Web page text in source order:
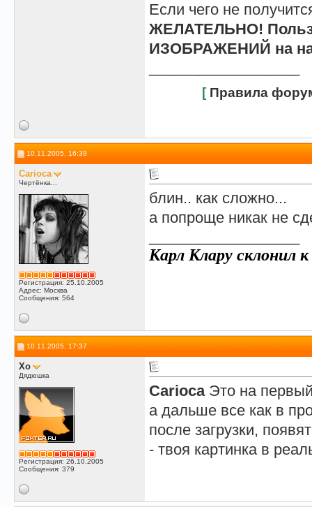
Если чего не
ЖЕЛАТЕЛЬНО!
ИЗОБРАЖЕНИЙ на
[ Правила
10.11.2005, 16:39
Carioca
Чертёнка...
Регистрация: 25.10.2005
Адрес: Москва
Сообщения: 564
блин.. как сложно...
а попроще никак не
Карл Клару склонил
10.11.2005, 17:37
Xo
Дядюшка
Регистрация: 26.10.2005
Сообщения: 379
CariocaЭто на
а дальше все как в
после загрузки,
- твоя картинка в